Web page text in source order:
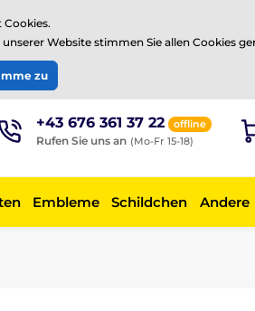
aufTrustpilot
+43 676 361 37 22 offline
Rufen Sie uns an (Mo-Fr 15-18)
Embleme Schildchen Andere
Cookies.
Website stimmen Sie allen Cookies
zu